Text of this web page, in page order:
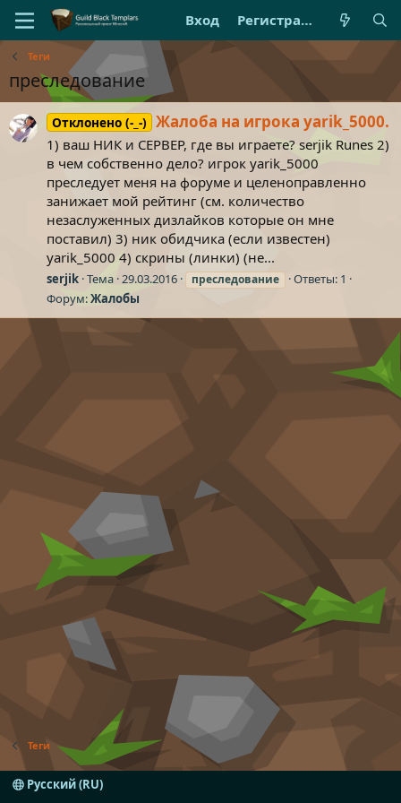
Вход Регистрация
Теги
преследование
Отклонено (-_-) Жалоба на игрока yarik_5000.
1) ваш НИК и СЕРВЕР, где вы играете? serjik Runes 2)
в чем собственно дело? игрок yarik_5000
преследует меня на форуме и целеноправленно
занижает мой рейтинг (см. количество
незаслуженных дизлайков которые он мне
поставил) 3) ник обидчика (если известен)
yarik_5000 4) скрины (линки) (не...
serjik Тема 29.03.2016 преследование
Ответы: 1
Форум:Жалобы
Теги
Русский (RU)